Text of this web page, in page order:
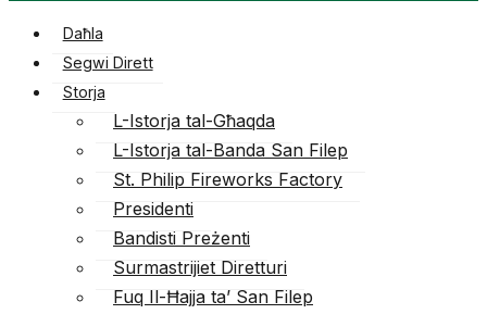
Daħla
Segwi Dirett
Storja
L-Istorja tal-Għaqda
L-Istorja tal-Banda San Filep
St. Philip Fireworks Factory
Presidenti
Bandisti Preżenti
Surmastrijiet Diretturi
Fuq Il-Ħajja ta’ San Filep